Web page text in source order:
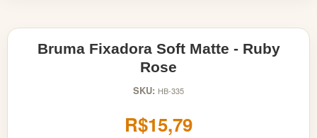
Bruma Fixadora Soft Matte - Ruby
Rose
SKU: HB-335
R$15,79